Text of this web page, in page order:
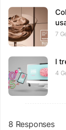
7
I
4
8 Responses